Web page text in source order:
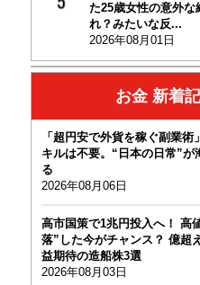
た25歳女性の意外な
れ？みたいな反...
2026年08月01日
お金 新着
「超円安で外貨を稼ぐ副業術
キルは不要。“日本の日常”が
る
2026年08月06日
高市国策で1兆円投入へ！ 高
落”した今がチャンス？ 億超
益期待の造船株3選
2026年08月03日